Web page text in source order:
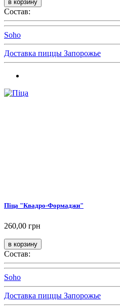
Состав:
Soho
Доставка пиццы Запорожье
Піца "Квадро-Формаджи"
260,00 грн
Состав:
Soho
Доставка пиццы Запорожье